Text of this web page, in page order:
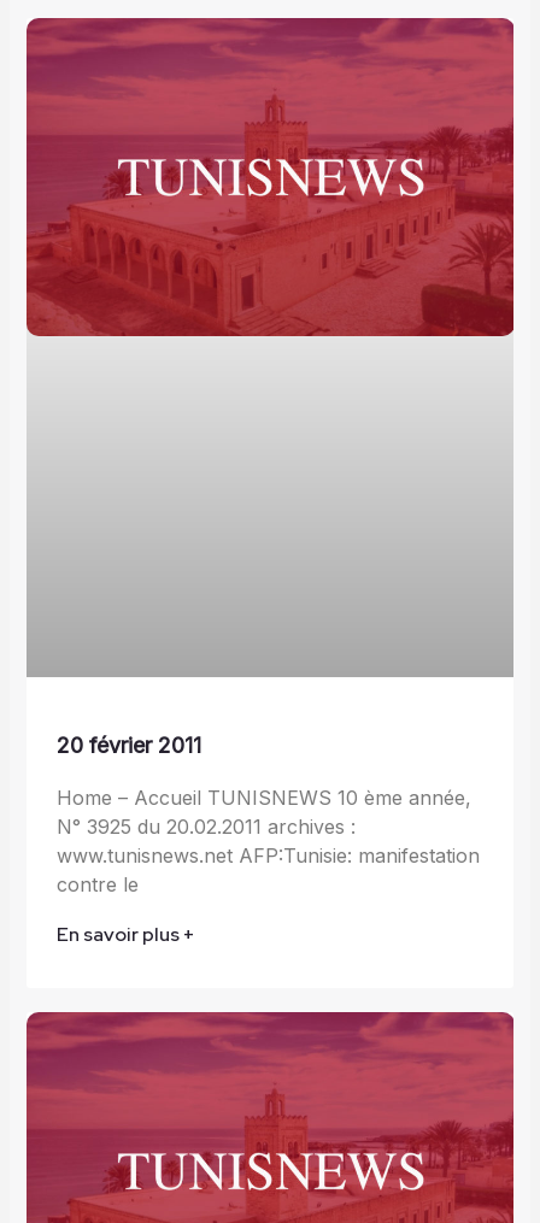
20 février 2011
Home – Accueil TUNISNEWS 10 ème année,
N° 3925 du 20.02.2011 archives :
www.tunisnews.net AFP:Tunisie: manifestation
contre le
En savoir plus +